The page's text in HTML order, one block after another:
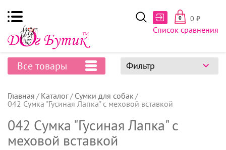
0 0 ₽
Список сравнения
Все товары Фильтр
Главная Каталог
Сумки для собак
042 Сумка "Гусиная Лапка" с меховой вставкой
042 Сумка "Гусиная Лапка" с
меховой вставкой